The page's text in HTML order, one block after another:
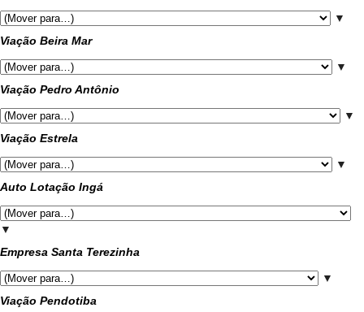
▼
Viação Beira Mar
▼
Viação Pedro Antônio
▼
Viação Estrela
▼
Auto Lotação Ingá
▼
Empresa Santa Terezinha
▼
Viação Pendotiba